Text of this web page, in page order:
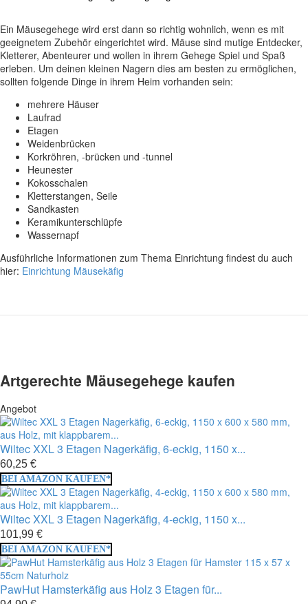
Ein Mäusegehege wird erst dann so richtig wohnlich, wenn es mit
geeignetem Zubehör eingerichtet wird. Mäuse sind mutige Entdecker,
Kletterer, Abenteurer und wollen in ihrem Gehege Spiel und Spaß
erleben. Um deinen kleinen Nagern dies am besten zu ermöglichen,
sollten folgende Dinge in ihrem Heim vorhanden sein:
mehrere Häuser
Laufrad
Etagen
Weidenbrücken
Korkröhren, -brücken und -tunnel
Heunester
Kokosschalen
Kletterstangen, Seile
Sandkasten
Keramikunterschlüpfe
Wassernapf
Ausführliche Informationen zum Thema Einrichtung findest du auch
hier: Einrichtung Mäusekäfig
Artgerechte Mäusegehege kaufen
Angebot
Wiltec XXL 3 Etagen Nagerkäfig, 6-eckig, 1150 x...
60,25 €
BEI AMAZON KAUFEN*
Wiltec XXL 3 Etagen Nagerkäfig, 4-eckig, 1150 x...
101,99 €
BEI AMAZON KAUFEN*
PawHut Hamsterkäfig aus Holz 3 Etagen für...